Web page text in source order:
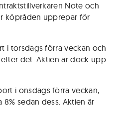
Note och
köpråden upprepar för
i torsdags förra veckan och
det. Aktien är dock upp
i onsdags förra veckan,
sedan dess. Aktien är